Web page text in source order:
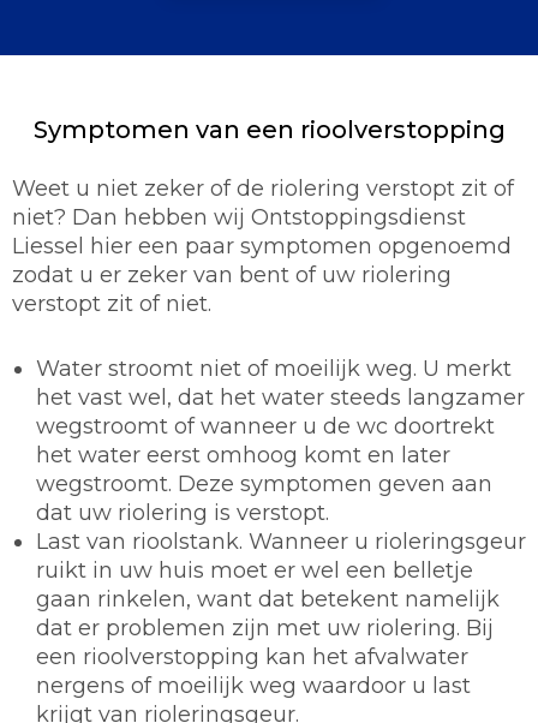
Symptomen van een rioolverstopping
Weet u niet zeker of de riolering verstopt zit of
niet? Dan hebben wij Ontstoppingsdienst
Liessel hier een paar symptomen opgenoemd
zodat u er zeker van bent of uw riolering
verstopt zit of niet.
Water stroomt niet of moeilijk weg. U merkt
het vast wel, dat het water steeds langzamer
wegstroomt of wanneer u de wc doortrekt
het water eerst omhoog komt en later
wegstroomt. Deze symptomen geven aan
dat uw riolering is verstopt.
Last van rioolstank. Wanneer u rioleringsgeur
ruikt in uw huis moet er wel een belletje
gaan rinkelen, want dat betekent namelijk
dat er problemen zijn met uw riolering. Bij
een rioolverstopping kan het afvalwater
nergens of moeilijk weg waardoor u last
krijgt van rioleringsgeur.